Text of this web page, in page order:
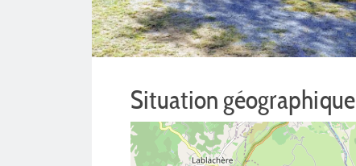
Situation géographique